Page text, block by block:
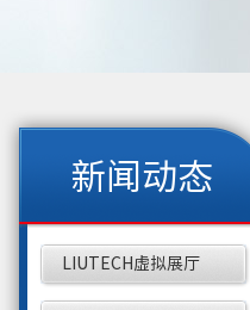
新闻动态
LIUTECH虚拟展厅